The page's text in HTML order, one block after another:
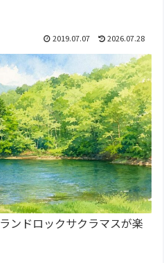
2019.07.07 2026.07.28
ンドロックサクラマスが楽